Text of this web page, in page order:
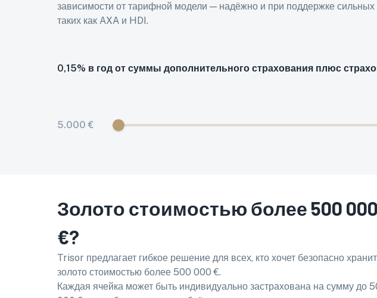
зависимости от тарифной модели — надёжно и при поддержке сильных
таких как AXA и HDI.
0,15% в год от суммы дополнительного страхования плюс
5.000 €
Золото стоимостью более 500 000
€?
Trisor предлагает гибкое решение для всех, кто хочет безопасно
золото стоимостью более 500 000 €.
Каждая ячейка может быть индивидуально застрахована на сумму до